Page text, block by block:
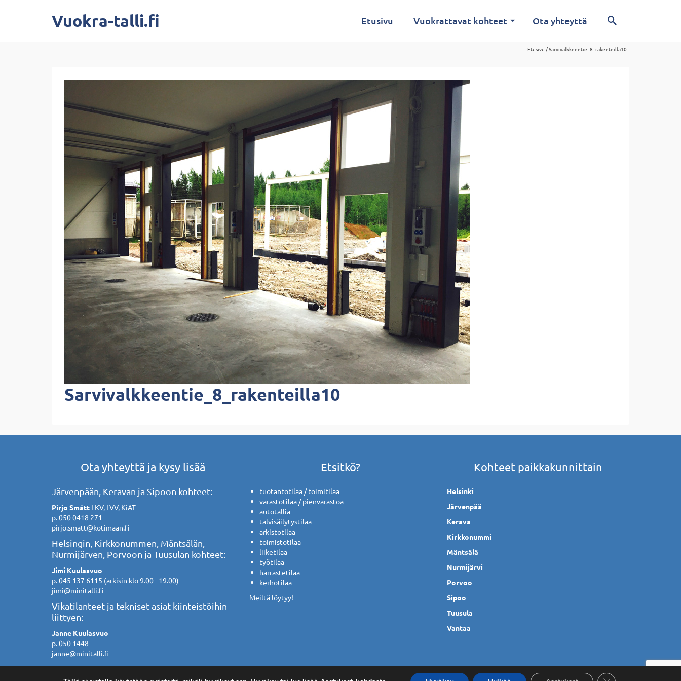
Vuokra-talli.fi Etusivu Vuokrattavat kohteet Ota yhteyttä
Etusivu /Sarvivalkkeentie_8_rakenteilla10
Sarvivalkkeentie_8_rakenteilla10
Ota yhteyttä ja kysy lisää
Järvenpään, Keravan ja Sipoon kohteet:
Pirjo Smått LKV, LVV, KiAT
p. 050 0418 271
pirjo.smatt@kotimaan.fi
Helsingin, Kirkkonummen, Mäntsälän,
Nurmijärven, Porvoon ja Tuusulan kohteet:
Jimi Kuulasvuo
p. 045 137 6115 (arkisin klo 9.00 - 19.00)
jimi@minitalli.fi
Vikatilanteet ja tekniset asiat kiinteistöihin
liittyen:
Janne Kuulasvuo
p. 050 1448
janne@minitalli.fi
Etsitkö?
tuotantotilaa / toimitilaa
varastotilaa / pienvarastoa
autotallia
talvisäilytystilaa
arkistotilaa
toimistotilaa
liiketilaa
työtilaa
harrastetilaa
kerhotilaa
Meiltä löytyy!
Kohteet paikkakunnittain
Helsinki
Järvenpää
Kerava
Kirkkonummi
Mäntsälä
Nurmijärvi
Porvoo
Sipoo
Tuusula
Vantaa
Sulje evästebanneri